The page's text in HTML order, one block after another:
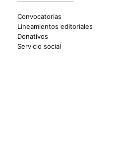
Convocatorias
Lineamientos editoriales
Donativos
Servicio social